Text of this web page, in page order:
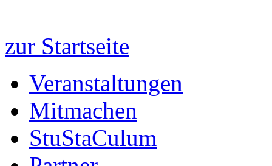
zur Startseite
Veranstaltungen
Mitmachen
StuStaCulum